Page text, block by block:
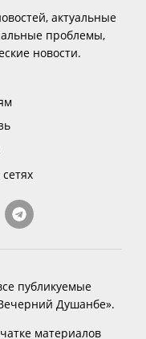
актуальные
проблемы,
новости.
публикуемые
Душанбе».
материалов